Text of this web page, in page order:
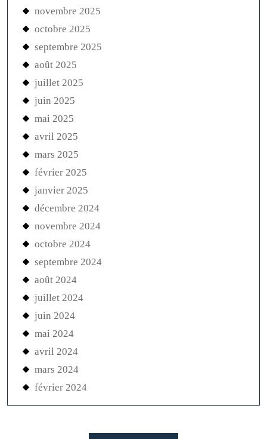
novembre 2025
octobre 2025
septembre 2025
août 2025
juillet 2025
juin 2025
mai 2025
avril 2025
mars 2025
février 2025
janvier 2025
décembre 2024
novembre 2024
octobre 2024
septembre 2024
août 2024
juillet 2024
juin 2024
mai 2024
avril 2024
mars 2024
février 2024